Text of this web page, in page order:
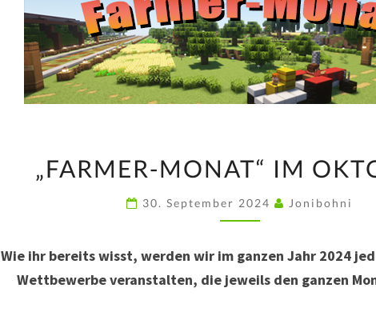
MONAT“
IM
OKTOBER!
„FARMER-MONAT“ IM
30. September 2024 Jonibohni
Wie ihr bereits wisst, werden wir im ganzen Jahr 2024
Wettbewerbe veranstalten, die jeweils den ganzen